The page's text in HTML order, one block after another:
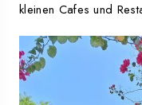
kleinen Cafes und